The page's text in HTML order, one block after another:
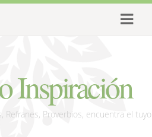
Inspiración
Refranes, Proverbios, encuentra el tuyo